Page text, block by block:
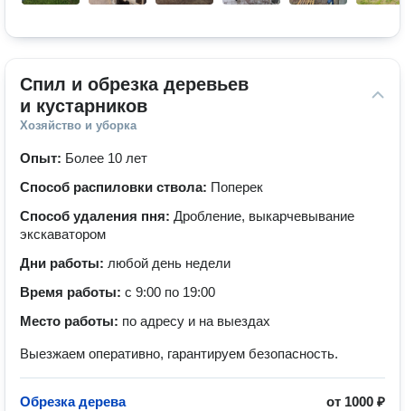
Спил и обрезка деревьев
и кустарников
Хозяйство и уборка
Опыт: Более 10 лет
Способ распиловки ствола: Поперек
Способ удаления пня: Дробление, выкарчевывание
экскаватором
Дни работы: любой день недели
Время работы: с 9:00 по 19:00
Место работы: по адресу и на выездах
Выезжаем оперативно, гарантируем безопасность.
от 1000 ₽
Обрезка дерева